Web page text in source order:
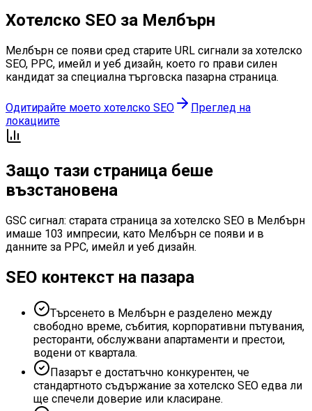
Хотелско SEO за Мелбърн
Мелбърн се появи сред старите URL сигнали за хотелско
SEO, PPC, имейл и уеб дизайн, което го прави силен
кандидат за специална търговска пазарна страница.
Одитирайте моето хотелско SEO
Преглед на
локациите
Защо тази страница беше
възстановена
GSC сигнал: старата страница за хотелско SEO в Мелбърн
имаше 103 импресии, като Мелбърн се появи и в
данните за PPC, имейл и уеб дизайн.
SEO контекст на пазара
Търсенето в Мелбърн е разделено между
свободно време, събития, корпоративни пътувания,
ресторанти, обслужвани апартаменти и престои,
водени от квартала.
Пазарът е достатъчно конкурентен, че
стандартното съдържание за хотелско SEO едва ли
ще спечели доверие или класиране.